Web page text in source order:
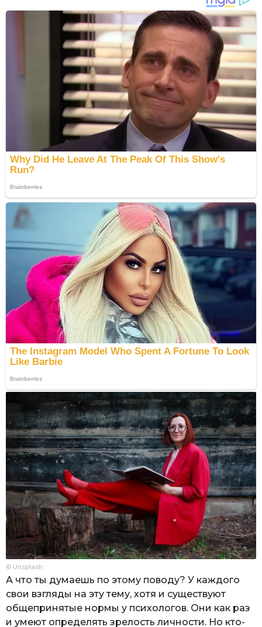
© Unsplash
А что ты думаешь по этому поводу? У каждого
свои взгляды на эту тему, хотя и существуют
общепринятые нормы у психологов. Они как раз
и умеют определять зрелость личности. Но кто-